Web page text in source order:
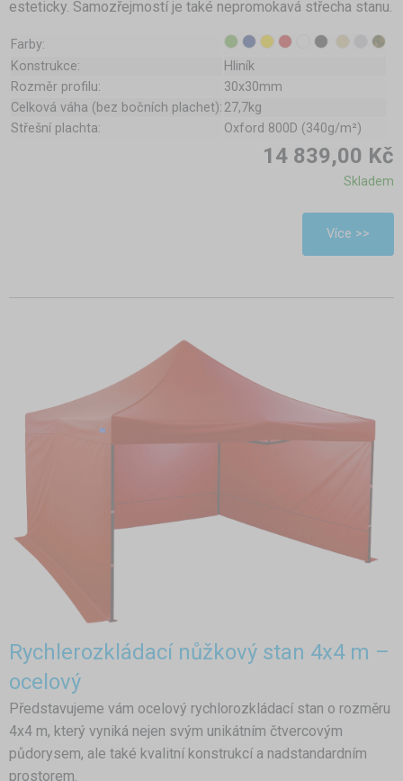
esteticky. Samozřejmostí je také nepromokavá střecha stanu.
Farby:
Konstrukce:
Hliník
Rozměr profilu:
30x30mm
Celková váha (bez bočních plachet): 27,7kg
Střešní plachta:
Oxford 800D (340g/m²)
14 839,00 Kč
Skladem
Více >>
Rychlerozkládací nůžkový stan 4x4 m –
ocelový
Představujeme vám ocelový rychlorozkládací stan o rozměru
4x4 m, který vyniká nejen svým unikátním čtvercovým
půdorysem, ale také kvalitní konstrukcí a nadstandardním
prostorem.